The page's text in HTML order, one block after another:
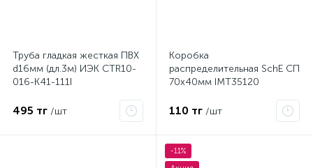
Труба гладкая жесткая ПВХ
d16мм (дл.3м) ИЭК CTR10-
016-K41-111I
495 тг /шт
Коробка
распределительная SchE СП
70х40мм IMT35120
110 тг /шт
-11%